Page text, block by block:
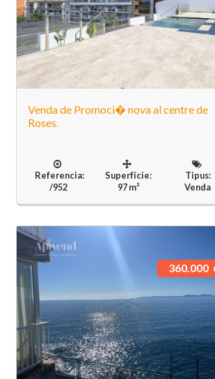
Venda de Promoci� nova al centre de
Roses.
Referencia:
/952
Superfície:
97 m²
Tipus:
Venda
360.000